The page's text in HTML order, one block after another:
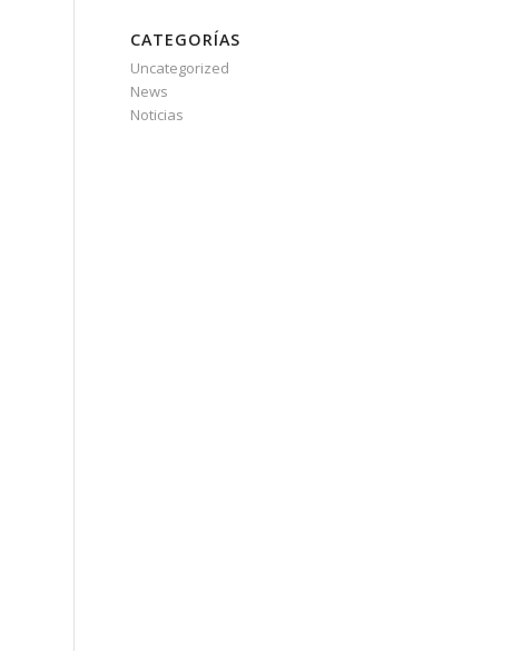
CATEGORÍAS
Uncategorized
News
Noticias